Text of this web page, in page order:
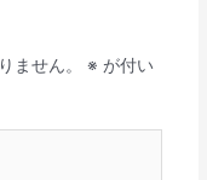
ません。 ※ が付い